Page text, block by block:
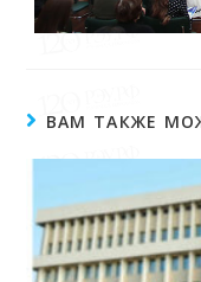
ВАМ ТАКЖЕ